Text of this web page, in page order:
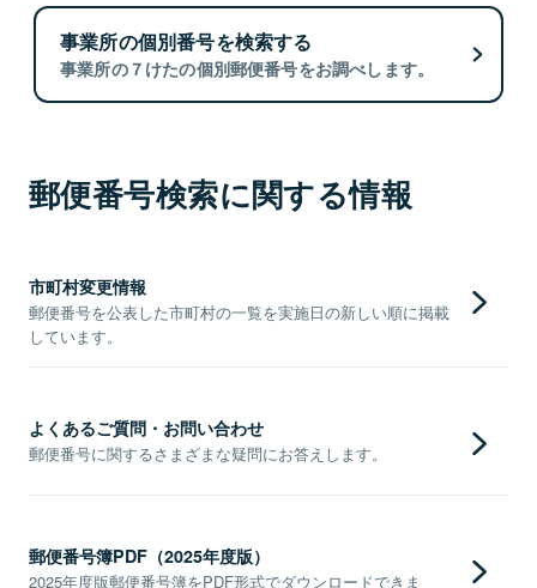
事業所の個別番号を検索する
事業所の７けたの個別郵便番号をお調べします。
郵便番号検索に関する情報
市町村変更情報
郵便番号を公表した市町村の一覧を実施日の新しい順に掲載
しています。
よくあるご質問・お問い合わせ
郵便番号に関するさまざまな疑問にお答えします。
郵便番号簿PDF（2025年度版）
2025年度版郵便番号簿をPDF形式でダウンロードできま